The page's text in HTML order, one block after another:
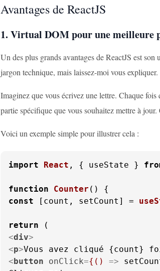
Avantages de ReactJS
1. Virtual DOM pour une meilleure
Un des plus grands avantages de ReactJS est
jargon technique, mais laissez-moi vous expliquer.
Imaginez que vous écrivez une lettre. Chaque
partie spécifique que vous souhaitez mettre à
Voici un exemple simple pour illustrer cela :
import React , { useState }
function Counter (
const [count, setCount] =
return
<div>
<p>Vous avez cliqué {count}
<button onClick={() =>